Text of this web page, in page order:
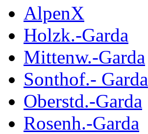
AlpenX
Holzk.-Garda
Mittenw.-Garda
Sonthof.- Garda
Oberstd.-Garda
Rosenh.-Garda